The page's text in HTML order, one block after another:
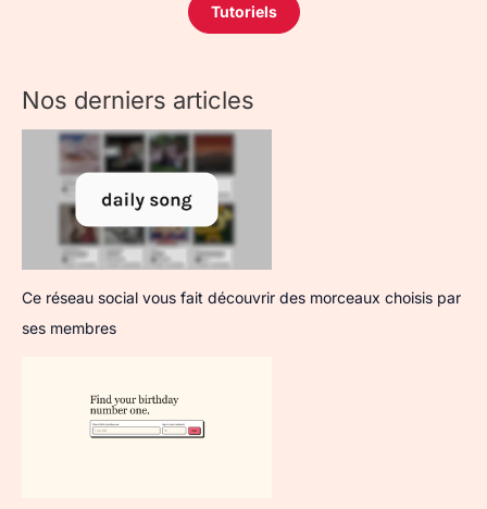
Tutoriels
Nos derniers articles
Ce réseau social vous fait découvrir des morceaux choisis par
ses membres